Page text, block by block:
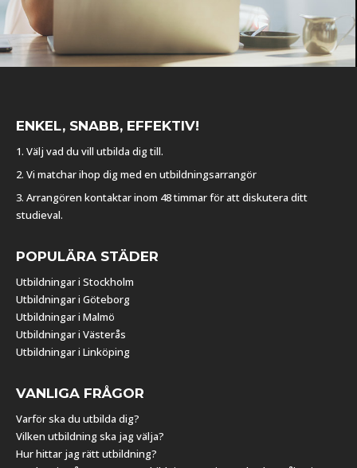
ENKEL, SNABB, EFFEKTIV!
1. Välj vad du vill utbilda dig till.
2. Vi matchar ihop dig med en utbildningsarrangör
3. Arrangören kontaktar inom 48 timmar för att diskutera ditt
studieval.
POPULÄRA STÄDER
Utbildningar i Stockholm
Utbildningar i Göteborg
Utbildningar i Malmö
Utbildningar i Västerås
Utbildningar i Linköping
VANLIGA FRÅGOR
Varför ska du utbilda dig?
Vilken utbildning ska jag välja?
Hur hittar jag rätt utbildning?